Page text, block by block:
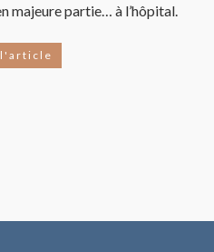
majeure partie… à l’hôpital.